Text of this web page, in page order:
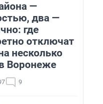
—
два —
где
отключат
несколько
Воронеже
9